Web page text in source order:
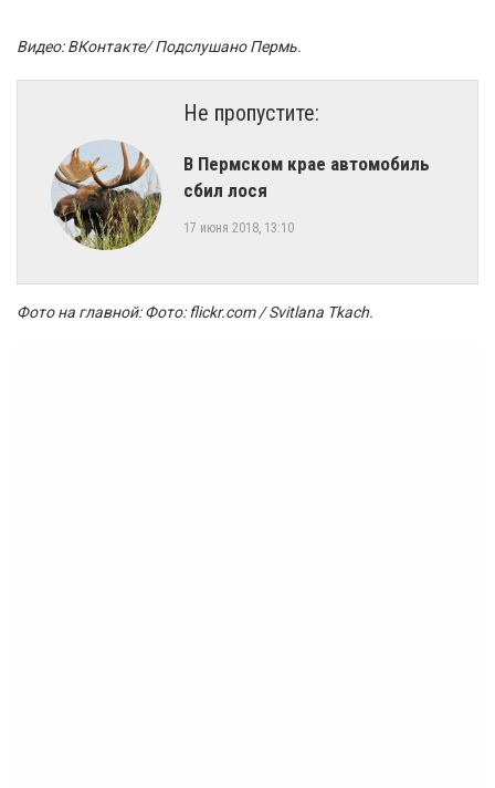
Видео: ВКонтакте/ Подслушано Пермь.
Не пропустите:
В Пермском крае автомобиль
сбил лося
17 июня 2018, 13:10
Фото на главной: Фото: flickr.com / Svitlana Tkach.